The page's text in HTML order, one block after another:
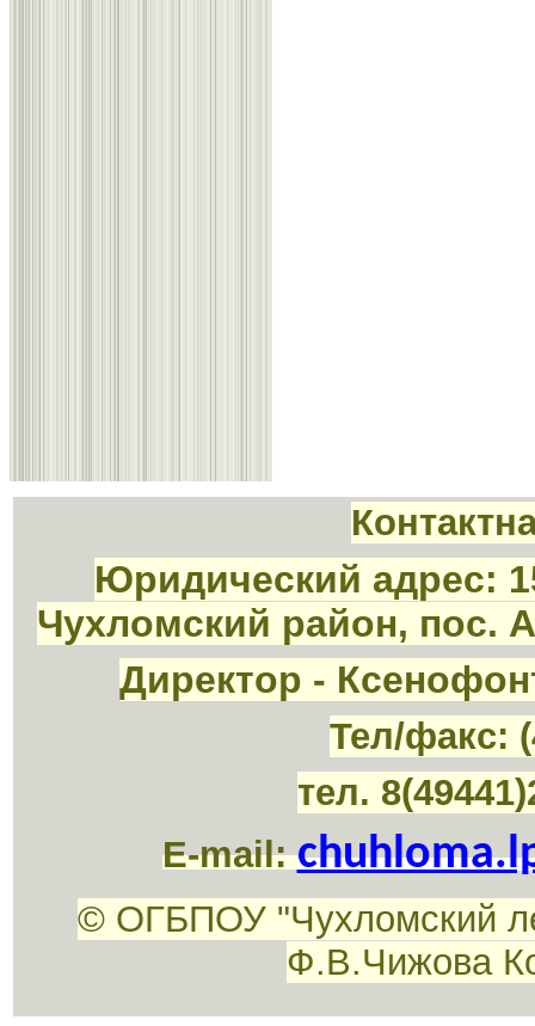
Юридический адрес:
Чухломский район, пос.
Директор -
Тел/факс:
тел.
E-mail:
© ОГБПОУ "Чухломский
Ф.В.Чижова